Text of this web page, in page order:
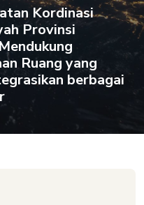
Kordinasi
Provinsi
Ruang yang
berbagai